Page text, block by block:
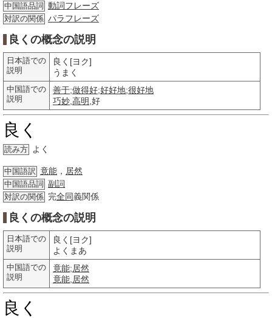
中国語品詞 動詞フレーズ
対訳の関係 パラフレーズ
良くの概念の説明
日本語での
説明
良く[ヨク]
うまく
中国語での
説明
善于;做得好;好好地;很好地
巧妙 高明 ,好
良く
読み方 よく
中国語訳 竟能 ， 居然
中国語品詞 副詞
対訳の関係 完全同義関係
良くの概念の説明
日本語での
説明
良く[ヨク]
よくまあ
中国語での
説明
竟能;居然
竟能 居然
良く